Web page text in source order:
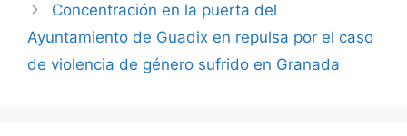
Concentración en la puerta del
Ayuntamiento de Guadix en repulsa por el caso
de violencia de género sufrido en Granada